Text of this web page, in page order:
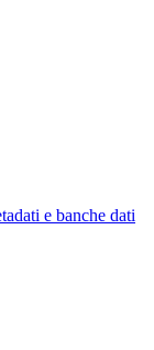
e banche dati